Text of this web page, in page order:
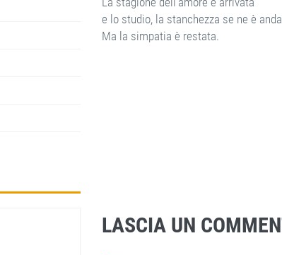
e lo studio, la stanchezza se ne è
Ma la simpatia è restata.
LASCIA UN